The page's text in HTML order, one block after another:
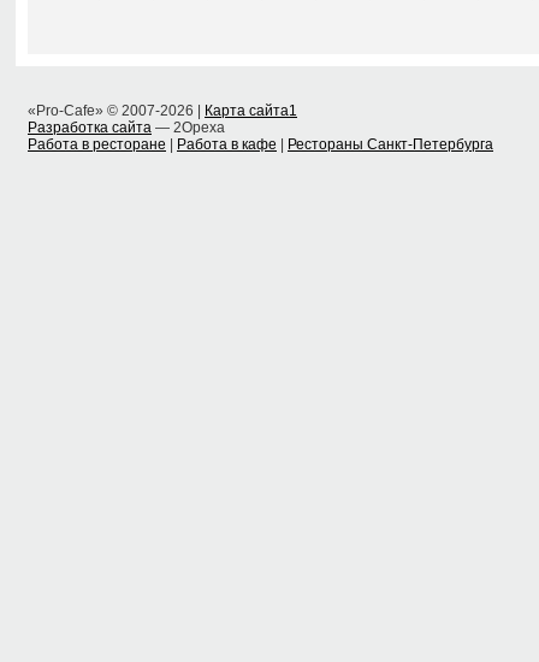
«Pro-Cafe» © 2007-2026 | Карта сайта1
Разработка сайта — 2Opexa
Работа в ресторане | Работа в кафе | Рестораны Санкт-Петербурга